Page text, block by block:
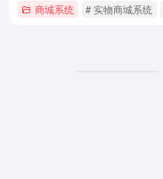
商城系统 # 实物商城系统